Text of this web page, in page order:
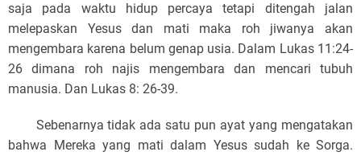
saja pada waktu hidup percaya tetapi ditengah jalan
melepaskan Yesus dan mati maka roh jiwanya akan
mengembara karena belum genap usia. Dalam Lukas 11:24-
26 dimana roh najis mengembara dan mencari tubuh
manusia. Dan Lukas 8: 26-39.
Sebenarnya tidak ada satu pun ayat yang mengatakan
bahwa Mereka yang mati dalam Yesus sudah ke Sorga.